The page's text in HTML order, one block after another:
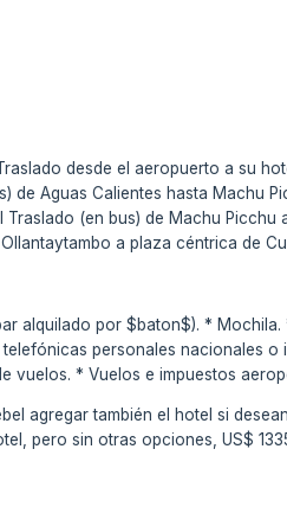
desde el aeropuerto a su
de Aguas Calientes hasta Machu
Traslado (en bus) de Machu
a plaza céntrica de
alquilado por $baton$). *
personales nacionales
vuelos. * Vuelos e impuestos
agregar también el hotel si
pero sin otras opciones, US$